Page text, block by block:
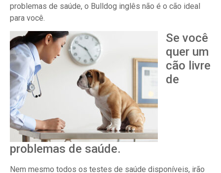
problemas de saúde, o Bulldog inglês não é o cão ideal
para você.
Se você
quer um
cão livre
de
problemas de saúde.
Nem mesmo todos os testes de saúde disponíveis, irão